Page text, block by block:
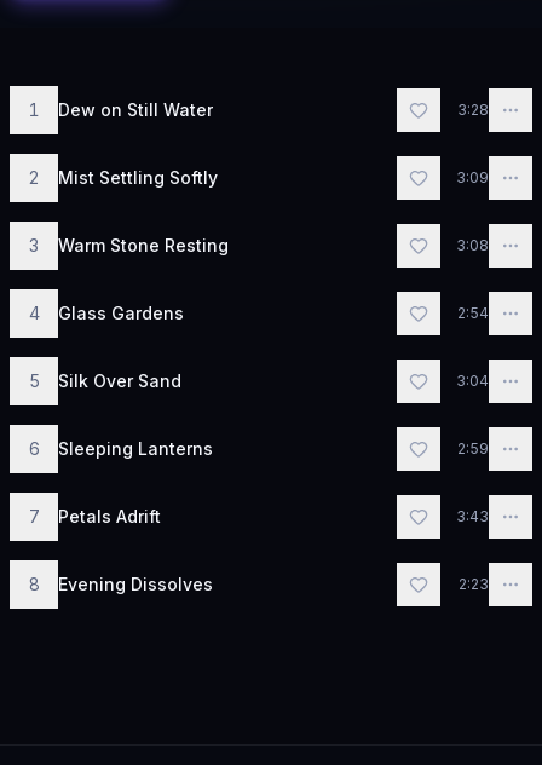
1 Dew on Still Water 3:28
2 Mist Settling Softly 3:09
3 Warm Stone Resting 3:08
4 Glass Gardens 2:54
5 Silk Over Sand 3:04
6 Sleeping Lanterns 2:59
7 Petals Adrift 3:43
8 Evening Dissolves 2:23